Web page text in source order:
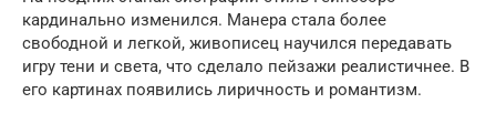
кардинально изменился. Манера стала более
свободной и легкой, живописец научился передавать
игру тени и света, что сделало пейзажи реалистичнее. В
его картинах появились лиричность и романтизм.